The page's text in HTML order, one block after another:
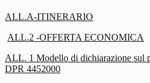
ALL.A-ITINERARIO
ALL.2 -OFFERTA ECONOMICA
ALL. 1 Modello di dichiarazione sul
DPR 4452000